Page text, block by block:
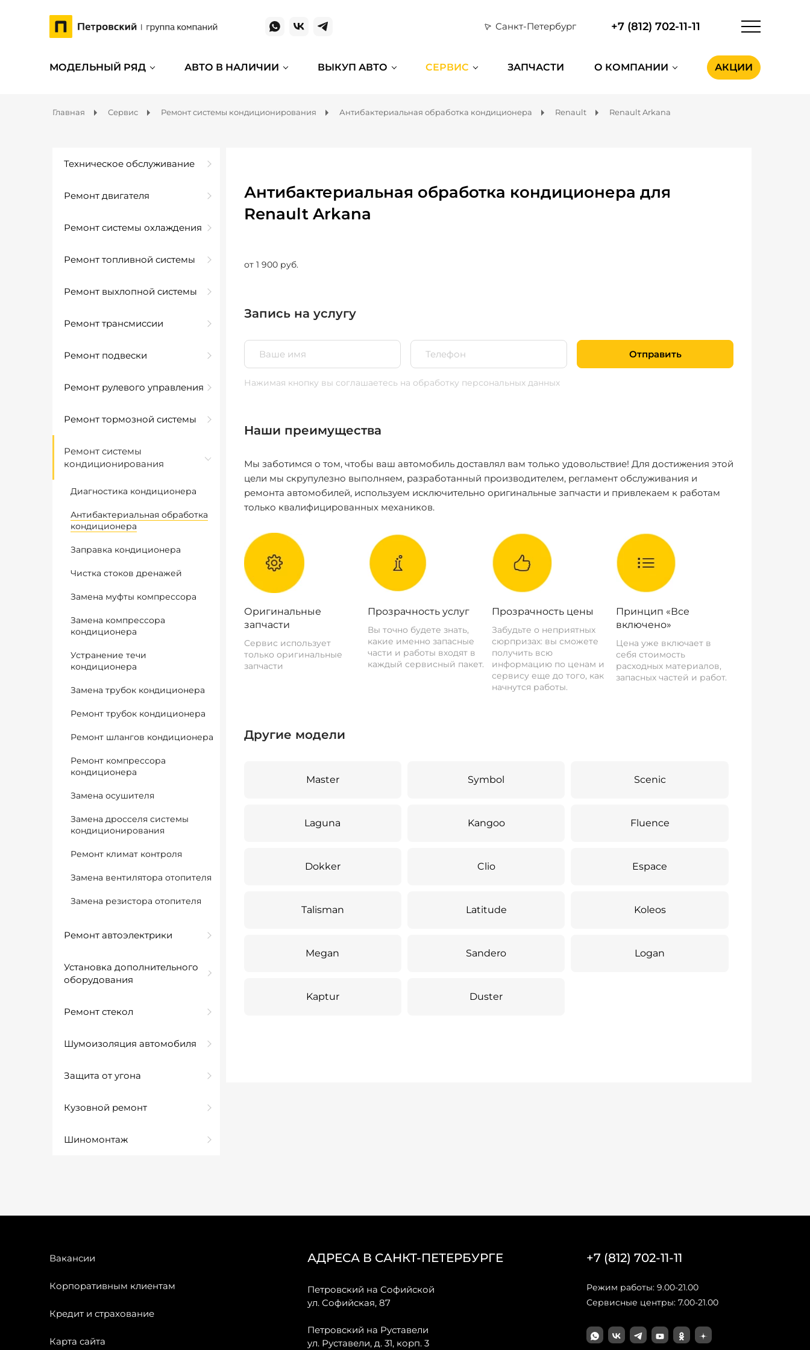
Санкт-Петербург +7 (812) 702-11-11
МОДЕЛЬНЫЙ РЯД АВТО В НАЛИЧИИ ВЫКУП АВТО СЕРВИС ЗАПЧАСТИ О КОМПАНИИ АКЦИИ
Главная Сервис Ремонт системы кондиционирования Антибактериальная обработка кондиционера Renault Renault Arkana
Техническое обслуживание
Ремонт двигателя
Ремонт системы охлаждения
Ремонт топливной системы
Ремонт выхлопной системы
Ремонт трансмиссии
Ремонт подвески
Ремонт рулевого управления
Ремонт тормозной системы
Ремонт системы
кондиционирования
Диагностика кондиционера
Антибактериальная обработка
кондиционера
Заправка кондиционера
Чистка стоков дренажей
Замена муфты компрессора
Замена компрессора
кондиционера
Устранение течи
кондиционера
Замена трубок кондиционера
Ремонт трубок кондиционера
Ремонт шлангов кондиционера
Ремонт компрессора
кондиционера
Замена осушителя
Замена дросселя системы
кондиционирования
Ремонт климат контроля
Замена вентилятора отопителя
Замена резистора отопителя
Ремонт автоэлектрики
Установка дополнительного
оборудования
Ремонт стекол
Шумоизоляция автомобиля
Защита от угона
Кузовной ремонт
Шиномонтаж
Антибактериальная обработка кондиционера для
Renault Arkana
от 1 900 руб.
Запись на услугу
Отправить
Нажимая кнопку вы соглашаетесь на обработку персональных данных
Наши преимущества
Мы заботимся о том, чтобы ваш автомобиль доставлял вам только удовольствие! Для достижения этой
цели мы скрупулезно выполняем, разработанный производителем, регламент обслуживания и
ремонта автомобилей, используем исключительно оригинальные запчасти и привлекаем к работам
только квалифицированных механиков.
Оригинальные
запчасти
Сервис использует
только оригинальные
запчасти
Прозрачность услуг
Вы точно будете знать,
какие именно запасные
части и работы входят в
каждый сервисный пакет.
Прозрачность цены
Забудьте о неприятных
сюрпризах: вы сможете
получить всю
информацию по ценам и
сервису еще до того, как
начнутся работы.
Принцип «Все
включено»
Цена уже включает в
себя стоимость
расходных материалов,
запасных частей и работ.
Другие модели
Master Symbol Scenic
Laguna Kangoo Fluence
Dokker Clio Espace
Talisman Latitude Koleos
Megan Sandero Logan
Kaptur Duster
Вакансии
Корпоративным клиентам
Кредит и страхование
Карта сайта
АДРЕСА В САНКТ-ПЕТЕРБУРГЕ
Петровский на Софийской
ул. Софийская, 87
Петровский на Руставели
ул. Руставели, д. 31, корп. 3
+7 (812) 702-11-11
Режим работы: 9.00-21.00
Сервисные центры: 7.00-21.00